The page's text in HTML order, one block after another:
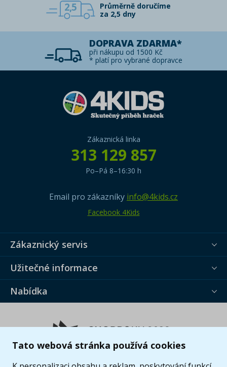
Tato webová stránka používá cookies
2,5
Průměrně doručíme
za 2,5 dny
DOPRAVA ZDARMA*
při nákupu od 1500 Kč
* platí pro vybrané dopravce
Zákaznická linka
313 129 857
Po–Pá 8–16:30 h
Email pro zákazníky info@4kids.cz
Facebook 4Kids
Zákaznický servis
Užitečné informace
Nabídka